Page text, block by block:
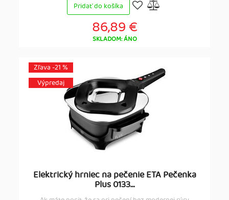
Pridať do košíka
86,89 €
SKLADOM: ÁNO
Zľava -21 %
Výpredaj
Elektrický hrniec na pečenie ETA Pečenka
Plus 0133...